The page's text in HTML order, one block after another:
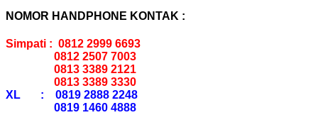
NOMOR HANDPHONE KONTAK :
Simpati : 0812 2999 6693
0812 2507 7003
0813 3389 2121
0813 3389 3330
XL : 0819 2888 2248
0819 1460 4888